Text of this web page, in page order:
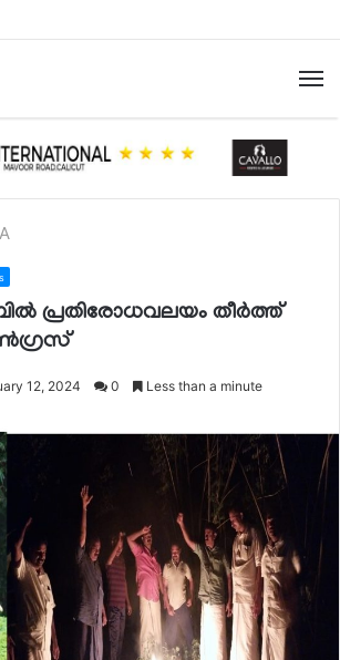
പ്രതിരോധവലയം തീർത്ത്
12, 2024 0 Less than a minute